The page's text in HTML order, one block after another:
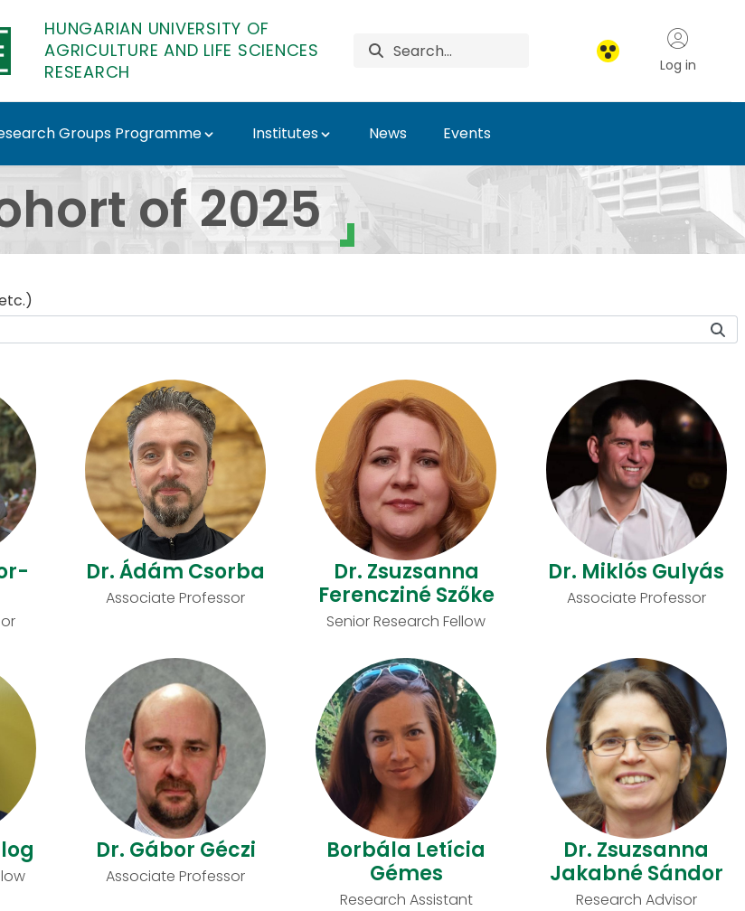
HUNGARIAN UNIVERSITY OF
AGRICULTURE AND LIFE SCIENCES
RESEARCH
Log in
Groups Programme Institutes News Events
of 2025
Dr. Ádám Csorba
Associate Professor
Dr. Zsuzsanna
Ferencziné Szőke
Senior Research Fellow
Dr. Miklós Gulyás
Associate Professor
Dr. Gábor Géczi
Associate Professor
Borbála Letícia
Gémes
Research Assistant
Dr. Zsuzsanna
Jakabné Sándor
Research Advisor